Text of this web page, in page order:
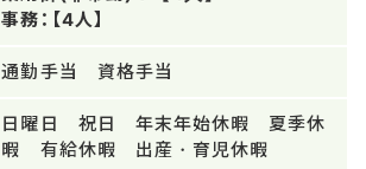
事務：【4人】
通勤手当 資格手当
日曜日 祝日 年末年始休暇 夏季休
暇 有給休暇 出産・育児休暇